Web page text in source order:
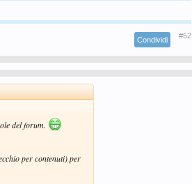
Condividi #52
del forum.
per contenuti) per